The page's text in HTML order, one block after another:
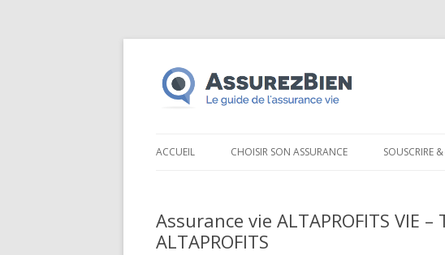
ACCUEIL CHOISIR SON ASSURANCE SOUSCRIRE &
Assurance vie ALTAPROFITS VIE
ALTAPROFITS